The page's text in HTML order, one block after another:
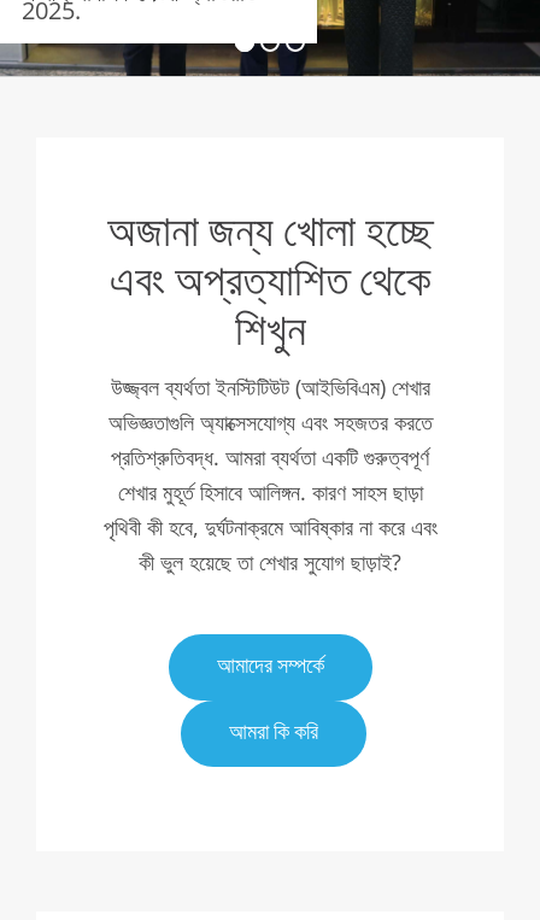
2025.
অজানা জন্য খোলা হচ্ছে
এবং অপ্রত্যাশিত থেকে
শিখুন
উজ্জ্বল ব্যর্থতা ইনস্টিটিউট (আইভিবিএম) শেখার
অভিজ্ঞতাগুলি অ্যাক্সেসযোগ্য এবং সহজতর করতে
প্রতিশ্রুতিবদ্ধ. আমরা ব্যর্থতা একটি গুরুত্বপূর্ণ
শেখার মুহূর্ত হিসাবে আলিঙ্গন. কারণ সাহস ছাড়া
পৃথিবী কী হবে, দুর্ঘটনাক্রমে আবিষ্কার না করে এবং
কী ভুল হয়েছে তা শেখার সুযোগ ছাড়াই?
আমাদের সম্পর্কে
আমরা কি করি